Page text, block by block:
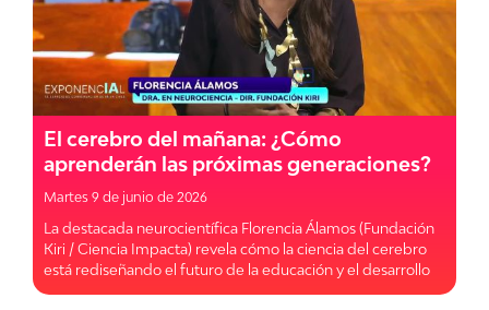
El cerebro del mañana: ¿Cómo
aprenderán las próximas generaciones?
Martes 9 de junio de 2026
La destacada neurocientífica Florencia Álamos (Fundación
Kiri / Ciencia Impacta) revela cómo la ciencia del cerebro
está rediseñando el futuro de la educación y el desarrollo
infantil.